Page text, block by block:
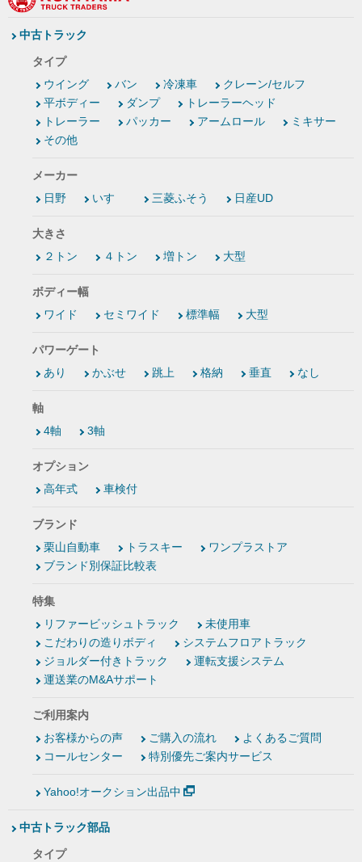
中古トラック
タイプ
ウイング
バン 冷凍車
クレーン/セルフ
平ボディー
ダンプ
トレーラーヘッド
トレーラー
パッカー アームロール
ミキサー
その他
メーカー
日野
いすゞ 三菱ふそう 日産UD
大きさ
２トン
４トン 増トン 大型
ボディー幅
ワイド
セミワイド 標準幅 大型
パワーゲート
あり
かぶせ 跳上 格納 垂直 なし
軸
4軸
3軸
オプション
高年式
車検付
ブランド
栗山自動車
トラスキー
ワンプラストア
ブランド別保証比較表
特集
リファービッシュトラック
未使用車
こだわりの造りボディ
システムフロアトラック
ジョルダー付きトラック
運転支援システム
運送業のM&Aサポート
ご利用案内
お客様からの声
ご購入の流れ
よくあるご質問
コールセンター
特別優先ご案内サービス
Yahoo!オークション出品中
中古トラック部品
タイプ